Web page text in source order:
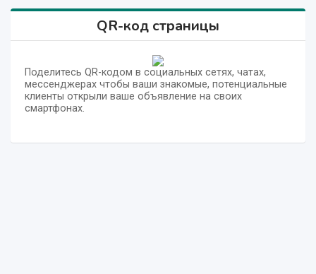
QR-код страницы
Поделитесь QR-кодом в социальных сетях, чатах,
мессенджерах чтобы ваши знакомые, потенциальные
клиенты открыли ваше объявление на своих
смартфонах.